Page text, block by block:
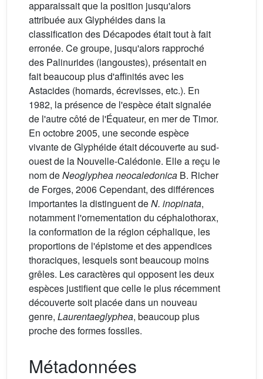
apparaissait que la position jusqu'alors
attribuée aux Glyphéides dans la
classification des Décapodes était tout à fait
erronée. Ce groupe, jusqu'alors rapproché
des Palinurides (langoustes), présentait en
fait beaucoup plus d'affinités avec les
Astacides (homards, écrevisses, etc.). En
1982, la présence de l'espèce était signalée
de l'autre côté de l'Équateur, en mer de Timor.
En octobre 2005, une seconde espèce
vivante de Glyphéide était découverte au sud-
ouest de la Nouvelle-Calédonie. Elle a reçu le
nom deNeoglyphea neocaledonica B. Richer
de Forges, 2006 Cependant, des différences
importantes la distinguent deN. inopinata,
notamment l'ornementation du céphalothorax,
la conformation de la région céphalique, les
proportions de l'épistome et des appendices
thoraciques, lesquels sont beaucoup moins
grêles. Les caractères qui opposent les deux
espèces justifient que celle le plus récemment
découverte soit placée dans un nouveau
genre, Laurentaeglyphea, beaucoup plus
proche des formes fossiles.
Métadonnées